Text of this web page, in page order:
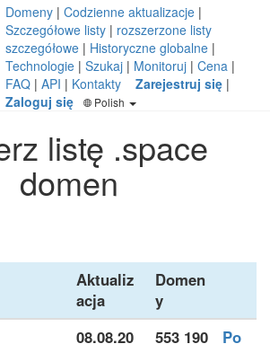
Domeny | Codzienne aktualizacje |
Szczegółowe listy | rozszerzone listy
szczegółowe | Historyczne globalne |
Technologie | Szukaj | Monitoruj | Cena |
FAQ | API | Kontakty Zarejestruj się |
Zaloguj się
Polish
listę .space
domen
Aktualiz
acja
Domen
y
08.08.20
553 190
Po